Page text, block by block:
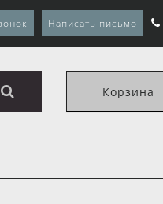
Написать письмо
Корзина